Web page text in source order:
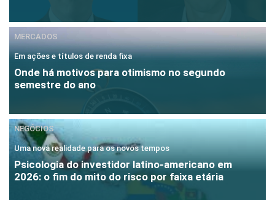
MERCADOS
Em ações e títulos de renda fixa
Onde há motivos para otimismo no segundo
semestre do ano
NEGÓCIOS
Uma nova realidade para os novos tempos
Psicologia do investidor latino-americano em
2026: o fim do mito do risco por faixa etária